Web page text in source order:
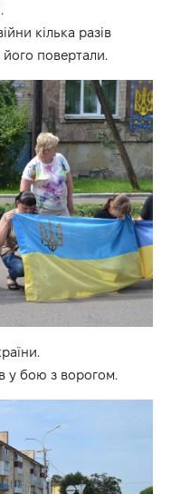
кілька разів
його повертали.
у бою з ворогом.